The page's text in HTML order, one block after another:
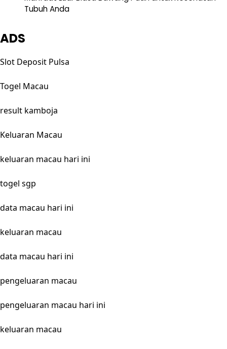
Tubuh Anda
ADS
Slot Deposit Pulsa
Togel Macau
result kamboja
Keluaran Macau
keluaran macau hari ini
togel sgp
data macau hari ini
keluaran macau
data macau hari ini
pengeluaran macau
pengeluaran macau hari ini
keluaran macau